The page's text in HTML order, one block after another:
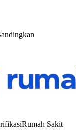
Rumah Sakit